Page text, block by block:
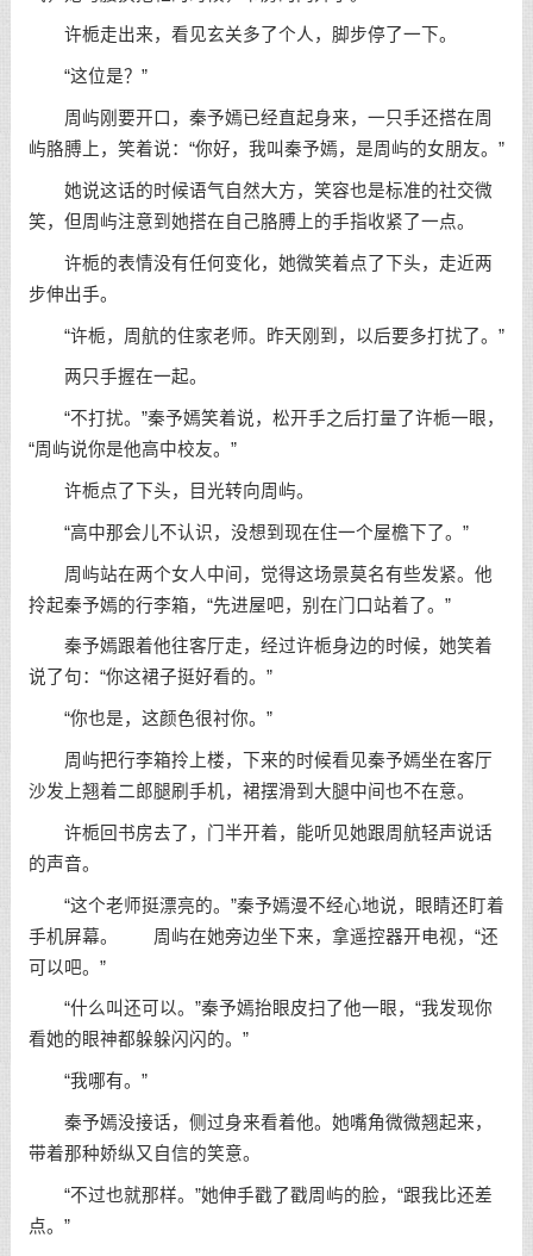
许栀走出来，看见玄关多了个人，脚步停了一下。
“这位是？”
周屿刚要开口，秦予嫣已经直起身来，一只手还搭在周
屿胳膊上，笑着说：“你好，我叫秦予嫣，是周屿的女朋友。”
她说这话的时候语气自然大方，笑容也是标准的社交微
笑，但周屿注意到她搭在自己胳膊上的手指收紧了一点。
许栀的表情没有任何变化，她微笑着点了下头，走近两
步伸出手。
“许栀，周航的住家老师。昨天刚到，以后要多打扰了。”
两只手握在一起。
“不打扰。”秦予嫣笑着说，松开手之后打量了许栀一眼，
“周屿说你是他高中校友。”
许栀点了下头，目光转向周屿。
“高中那会儿不认识，没想到现在住一个屋檐下了。”
周屿站在两个女人中间，觉得这场景莫名有些发紧。他
拎起秦予嫣的行李箱，“先进屋吧，别在门口站着了。”
秦予嫣跟着他往客厅走，经过许栀身边的时候，她笑着
说了句：“你这裙子挺好看的。”
“你也是，这颜色很衬你。”
周屿把行李箱拎上楼，下来的时候看见秦予嫣坐在客厅
沙发上翘着二郎腿刷手机，裙摆滑到大腿中间也不在意。
许栀回书房去了，门半开着，能听见她跟周航轻声说话
的声音。
“这个老师挺漂亮的。”秦予嫣漫不经心地说，眼睛还盯着
手机屏幕。 周屿在她旁边坐下来，拿遥控器开电视，“还
可以吧。”
“什么叫还可以。”秦予嫣抬眼皮扫了他一眼，“我发现你
看她的眼神都躲躲闪闪的。”
“我哪有。”
秦予嫣没接话，侧过身来看着他。她嘴角微微翘起来，
带着那种娇纵又自信的笑意。
“不过也就那样。”她伸手戳了戳周屿的脸，“跟我比还差
点。”